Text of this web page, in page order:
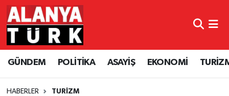
GÜNDEM POLİTİKA ASAYİŞ EKONOMİ
HABERLER TURİZM
GÜNDEM
POLİTİKA
ASAYİŞ
Nöbetçi Eczaneler
Hava Durumu
Namaz Vakitleri